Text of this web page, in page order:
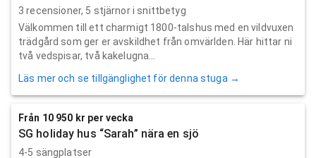
3 recensioner, 5 stjärnor i snittbetyg
Välkommen till ett charmigt 1800-talshus med en vildvuxen
trädgård som ger er avskildhet från omvärlden. Här hittar ni
två vedspisar, två kakelugna...
Läs mer och se tillgänglighet för denna stuga →
Från 10 950 kr per vecka
SG holiday hus “Sarah” nära en sjö
4-5 sängplatser